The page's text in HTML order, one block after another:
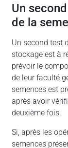
un second test avant le traitement
de la
Un second test
stockage est à
prévoir le
de leur faculté
semences est
après avoir
deuxième fois.
Si, après les
semences